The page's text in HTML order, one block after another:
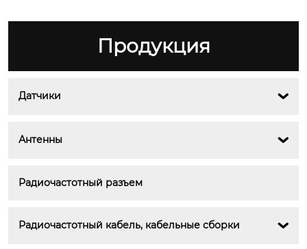
Продукция
Датчики 
Антенны 
Радиочастотный разъем
Радиочастотный кабель, кабельные сборки 